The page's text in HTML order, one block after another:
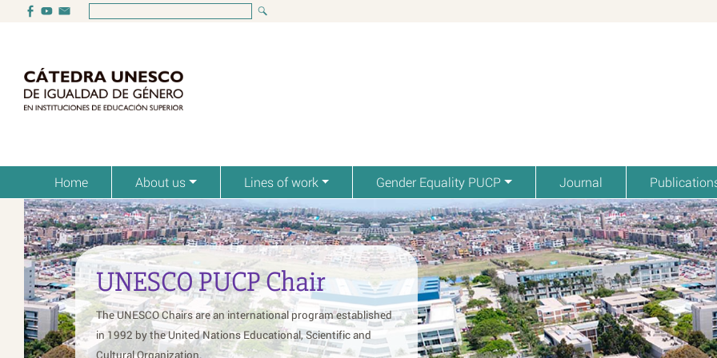
Home About us Lines of work Gender Equality PUCP Journal
PUCP Chair
Chairs are an international program established
the United Nations Educational, Scientific and
Organization.